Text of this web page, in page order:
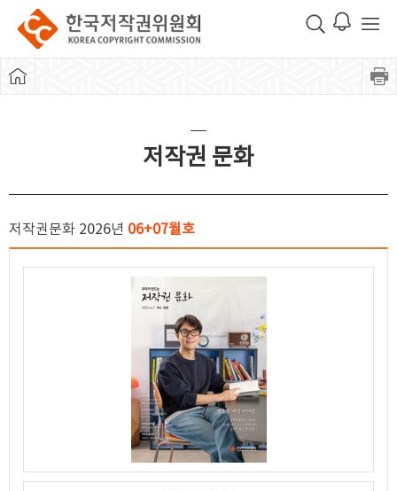
저작권 문화
저작권문화 2026년 06+07월호